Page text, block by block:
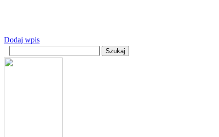
Dodaj wpis